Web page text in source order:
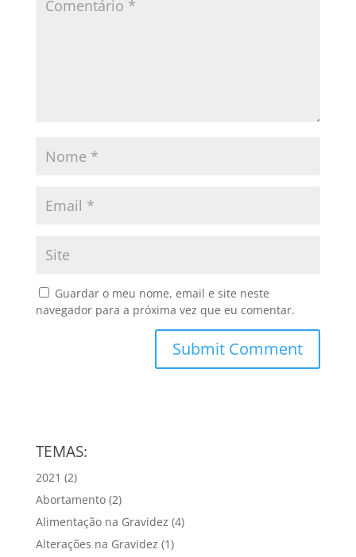
Guardar o meu nome, email e site neste
navegador para a próxima vez que eu comentar.
TEMAS:
2021 (2)
Abortamento(2)
Alimentação na Gravidez (4)
Alterações na Gravidez (1)